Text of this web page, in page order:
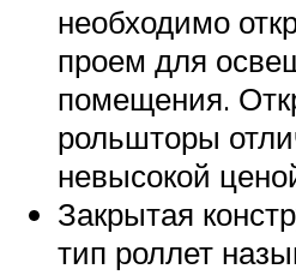
необходимо
проем для
помещения.
рольшторы
невысокой
Закрытая
тип роллет